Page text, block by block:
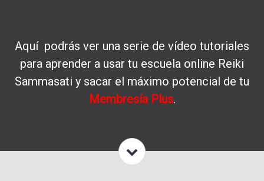
Aquí podrás ver una serie de vídeo tutoriales
para aprender a usar tu escuela online Reiki
Sammasati y sacar el máximo potencial de tu
Membresía Plus.